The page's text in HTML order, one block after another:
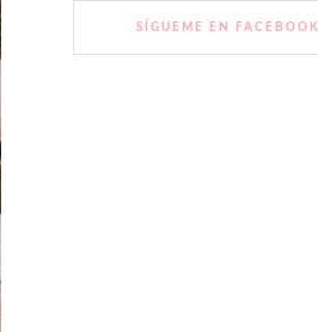
SÍGUEME EN FACEBOOK